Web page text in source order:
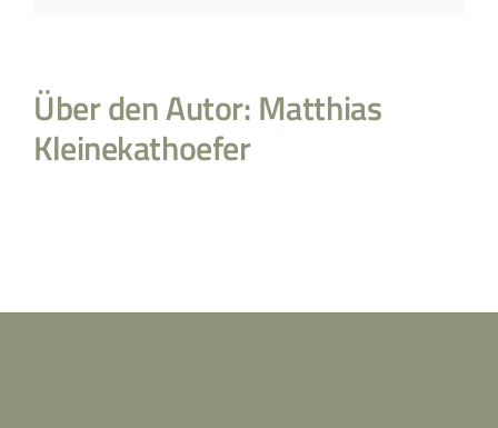
Über den Autor:Matthias
Kleinekathoefer